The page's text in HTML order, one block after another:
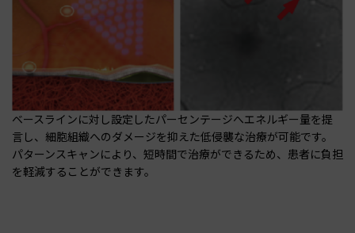
ベースラインに対し設定したパーセンテージへエネルギー量を提
言し、細胞組織へのダメージを抑えた低侵襲な治療が可能です。
パターンスキャンにより、短時間で治療ができるため、患者に負担
を軽減することができます。